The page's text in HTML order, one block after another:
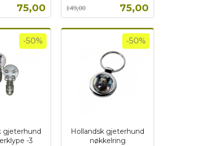
Tilbud
75,00 Tilbud
75,00
149,00
mva.
gjeterhund
-3
-50%
Hollandsk gjeterhund
nøkkelring
-50%